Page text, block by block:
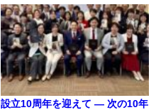
設立10周年を迎えて ― 次の10年